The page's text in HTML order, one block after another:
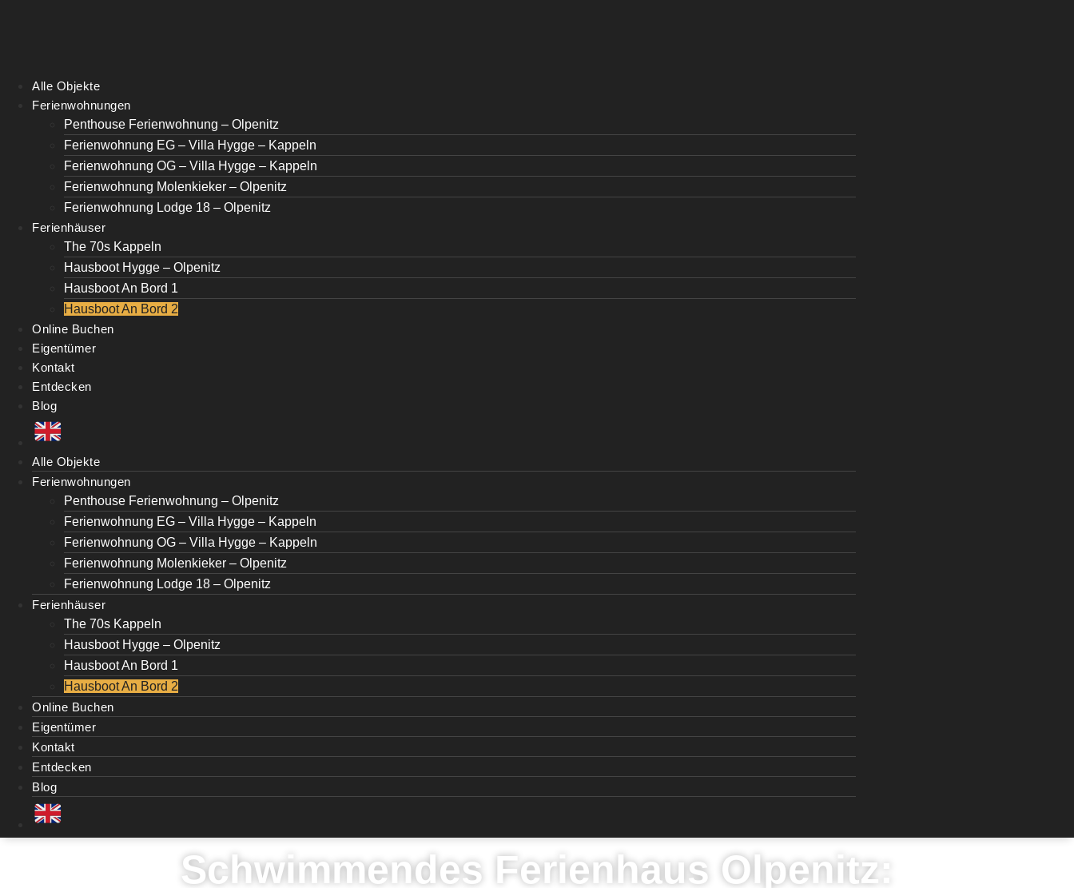
Alle Objekte
Ferienwohnungen
Penthouse Ferienwohnung – Olpenitz
Ferienwohnung EG – Villa Hygge – Kappeln
Ferienwohnung OG – Villa Hygge – Kappeln
Ferienwohnung Molenkieker – Olpenitz
Ferienwohnung Lodge 18 – Olpenitz
Ferienhäuser
The 70s Kappeln
Hausboot Hygge – Olpenitz
Hausboot An Bord 1
Hausboot An Bord 2
Online Buchen
Eigentümer
Kontakt
Entdecken
Blog
Alle Objekte
Ferienwohnungen
Penthouse Ferienwohnung – Olpenitz
Ferienwohnung EG – Villa Hygge – Kappeln
Ferienwohnung OG – Villa Hygge – Kappeln
Ferienwohnung Molenkieker – Olpenitz
Ferienwohnung Lodge 18 – Olpenitz
Ferienhäuser
The 70s Kappeln
Hausboot Hygge – Olpenitz
Hausboot An Bord 1
Hausboot An Bord 2
Online Buchen
Eigentümer
Kontakt
Entdecken
Blog
Schwimmendes Ferienhaus Olpenitz: